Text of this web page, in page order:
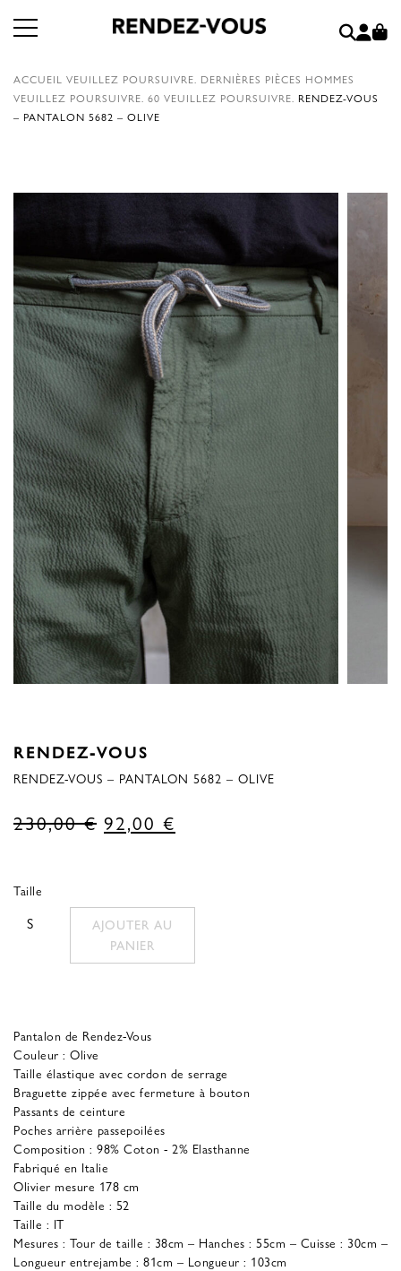
ACCUEIL VEUILLEZ POURSUIVRE. DERNIÈRES PIÈCES HOMMES
VEUILLEZ POURSUIVRE. 60 VEUILLEZ POURSUIVRE. RENDEZ-VOUS
– PANTALON 5682 – OLIVE
RENDEZ-VOUS
RENDEZ-VOUS – PANTALON 5682 – OLIVE
230,00€ Le
était
de
230,00 €.
92,00 €
est
92,00 €.
Taille
S
AJOUTER AU
PANIER
Pantalon de Rendez-Vous
Couleur : Olive
Taille élastique avec cordon de serrage
Braguette zippée avec fermeture à bouton
Passants de ceinture
Poches arrière passepoilées
Composition : 98% Coton - 2% Elasthanne
Fabriqué en Italie
Olivier mesure 178 cm
Taille du modèle : 52
Taille : IT
Mesures : Tour de taille : 38cm – Hanches : 55cm – Cuisse : 30cm –
Longueur entrejambe : 81cm – Longueur : 103cm